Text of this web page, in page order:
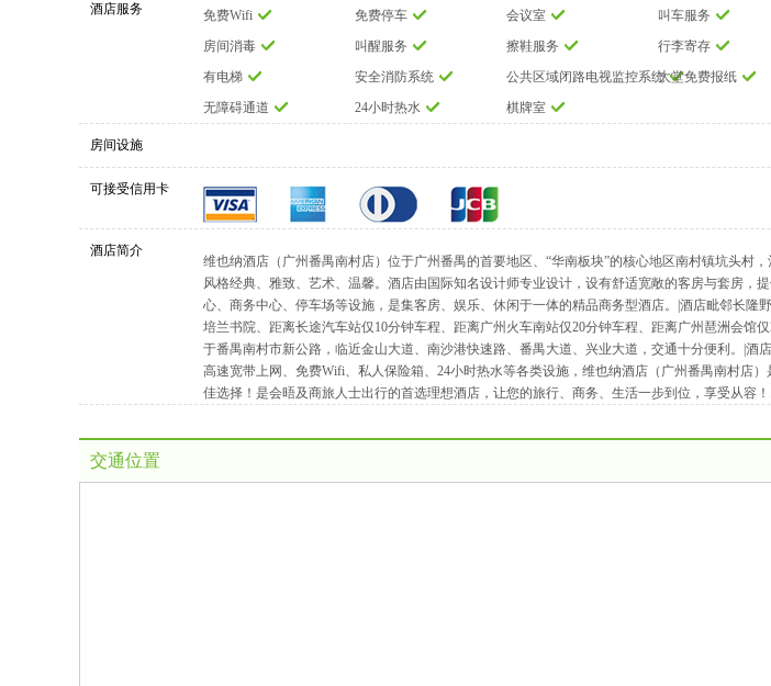
酒店服务 免费Wifi 免费停车 会议室
叫车服务
房间消毒
叫醒服务 擦鞋服务
行李寄存
有电梯
安全消防系统 公共区域闭路电视监控系统大堂免费报纸
无障碍通道
24小时热水 棋牌室
房间设施
可接受信用卡
酒店简介
维也纳酒店（广州番禺南村店）位于广州番禺的首要地区、“华南板块”的核心地区南村镇坑头村
风格经典、雅致、艺术、温馨。酒店由国际知名设计师专业设计，设有舒适宽敞的客房与套房，
心、商务中心、停车场等设施，是集客房、娱乐、休闲于一体的精品商务型酒店。|酒店毗邻长隆
培兰书院、距离长途汽车站仅10分钟车程、距离广州火车南站仅20分钟车程、距离广州琶洲会馆
于番禺南村市新公路，临近金山大道、南沙港快速路、番禺大道、兴业大道，交通十分便利。|酒
高速宽带上网、免费Wifi、私人保险箱、24小时热水等各类设施，维也纳酒店（广州番禺南村店
佳选择！是会晤及商旅人士出行的首选理想酒店，让您的旅行、商务、生活一步到位，享受从容！
交通位置